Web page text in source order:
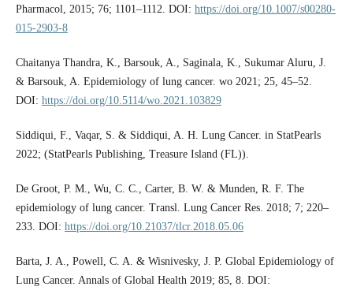
Pharmacol, 2015; 76; 1101–1112. DOI: https://doi.org/10.1007/s00280-
015-2903-8
Chaitanya Thandra, K., Barsouk, A., Saginala, K., Sukumar Aluru, J.
& Barsouk, A. Epidemiology of lung cancer. wo 2021; 25, 45–52.
DOI: https://doi.org/10.5114/wo.2021.103829
Siddiqui, F., Vaqar, S. & Siddiqui, A. H. Lung Cancer. in StatPearls
2022; (StatPearls Publishing, Treasure Island (FL)).
De Groot, P. M., Wu, C. C., Carter, B. W. & Munden, R. F. The
epidemiology of lung cancer. Transl. Lung Cancer Res. 2018; 7; 220–
233. DOI: https://doi.org/10.21037/tlcr.2018.05.06
Barta, J. A., Powell, C. A. & Wisnivesky, J. P. Global Epidemiology of
Lung Cancer. Annals of Global Health 2019; 85, 8. DOI: